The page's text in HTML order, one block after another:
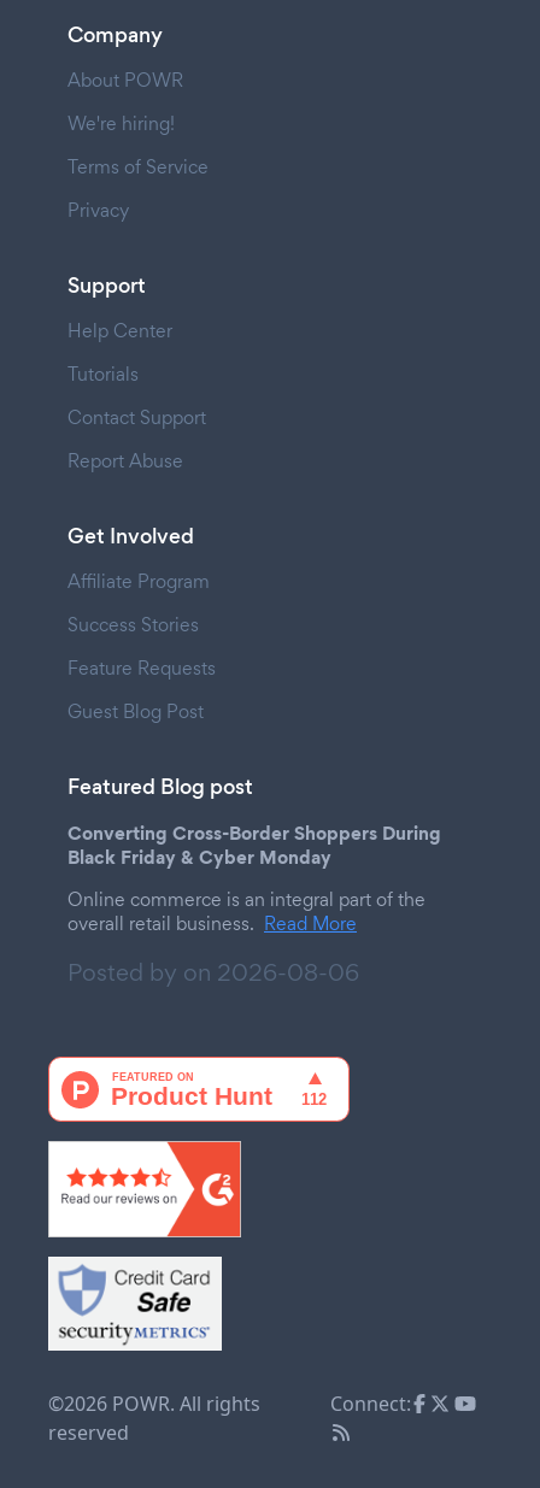
Company
About POWR
We're hiring!
Terms of Service
Privacy
Support
Help Center
Tutorials
Contact Support
Report Abuse
Get Involved
Affiliate Program
Success Stories
Feature Requests
Guest Blog Post
Featured Blog post
Converting Cross-Border Shoppers During
Black Friday & Cyber Monday
Online commerce is an integral part of the
overall retail business. Read More
Posted by on 2026-08-06
©2026 POWR. All rights
reserved
Connect: